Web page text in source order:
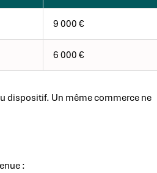
9 000 €
6 000 €
dispositif. Un même commerce ne
: